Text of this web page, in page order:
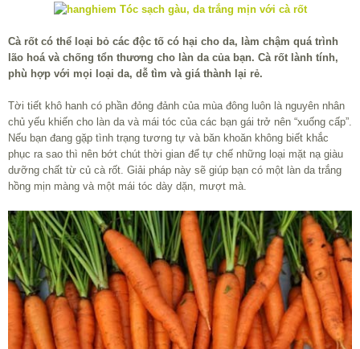
Cà rốt có thể loại bỏ các độc tố có hại cho da, làm chậm quá trình
lão hoá và chống tổn thương cho làn da của bạn. Cà rốt lành tính,
phù hợp với mọi loại da, dễ tìm và giá thành lại rẻ.
Tời tiết khô hanh có phần đỏng đảnh của mùa đông luôn là nguyên nhân
chủ yếu khiến cho làn da và mái tóc của các bạn gái trở nên “xuống cấp”.
Nếu bạn đang gặp tình trạng tương tự và băn khoăn không biết khắc
phục ra sao thì nên bớt chút thời gian để tự chế những loại mặt nạ giàu
dưỡng chất từ củ cà rốt. Giải pháp này sẽ giúp bạn có một làn da trắng
hồng mịn màng và một mái tóc dày dặn, mượt mà.